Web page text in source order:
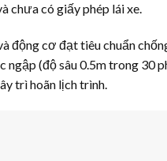
chưa có giấy phép lái xe.
động cơ đạt tiêu chuẩn
(độ sâu 0.5m trong 30
trì hoãn lịch trình.